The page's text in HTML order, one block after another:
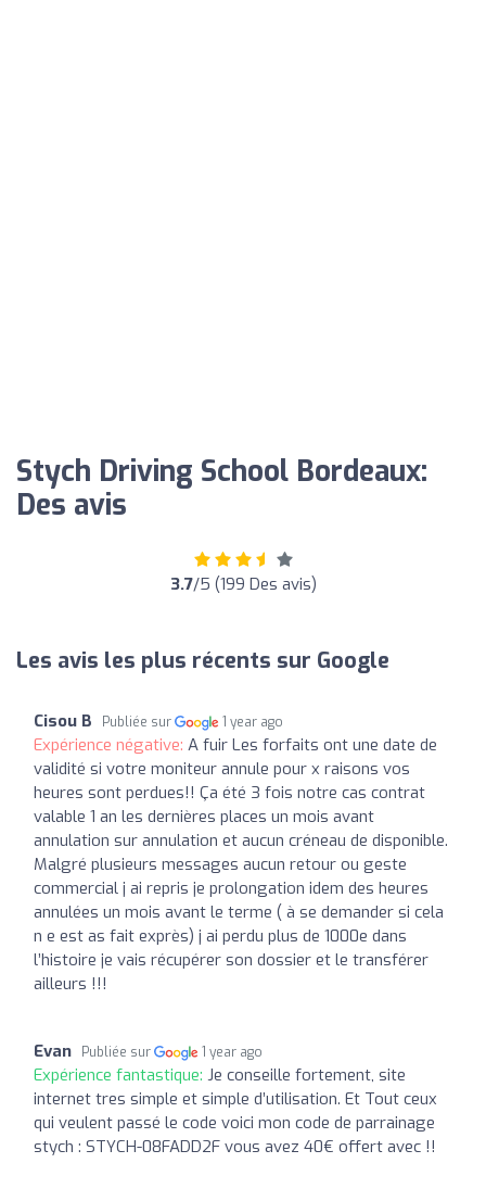
Stych Driving School Bordeaux:
Des avis
3.7/5 (199 Des avis)
Les avis les plus récents sur Google
Cisou B Publiée sur 1 year ago
Expérience négative: A fuir Les forfaits ont une date de
validité si votre moniteur annule pour x raisons vos
heures sont perdues!! Ça été 3 fois notre cas contrat
valable 1 an les dernières places un mois avant
annulation sur annulation et aucun créneau de disponible.
Malgré plusieurs messages aucun retour ou geste
commercial j ai repris je prolongation idem des heures
annulées un mois avant le terme ( à se demander si cela
n e est as fait exprès) j ai perdu plus de 1000e dans
l’histoire je vais récupérer son dossier et le transférer
ailleurs !!!
Evan Publiée sur 1 year ago
Expérience fantastique: Je conseille fortement, site
internet tres simple et simple d’utilisation. Et Tout ceux
qui veulent passé le code voici mon code de parrainage
stych : STYCH-08FADD2F vous avez 40€ offert avec !!